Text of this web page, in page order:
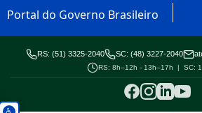
Portal do Governo Brasileiro
RS: (51) 3325-2040 SC: (48) 3227-2040
RS: 8h–12h - 13h–17h | SC: